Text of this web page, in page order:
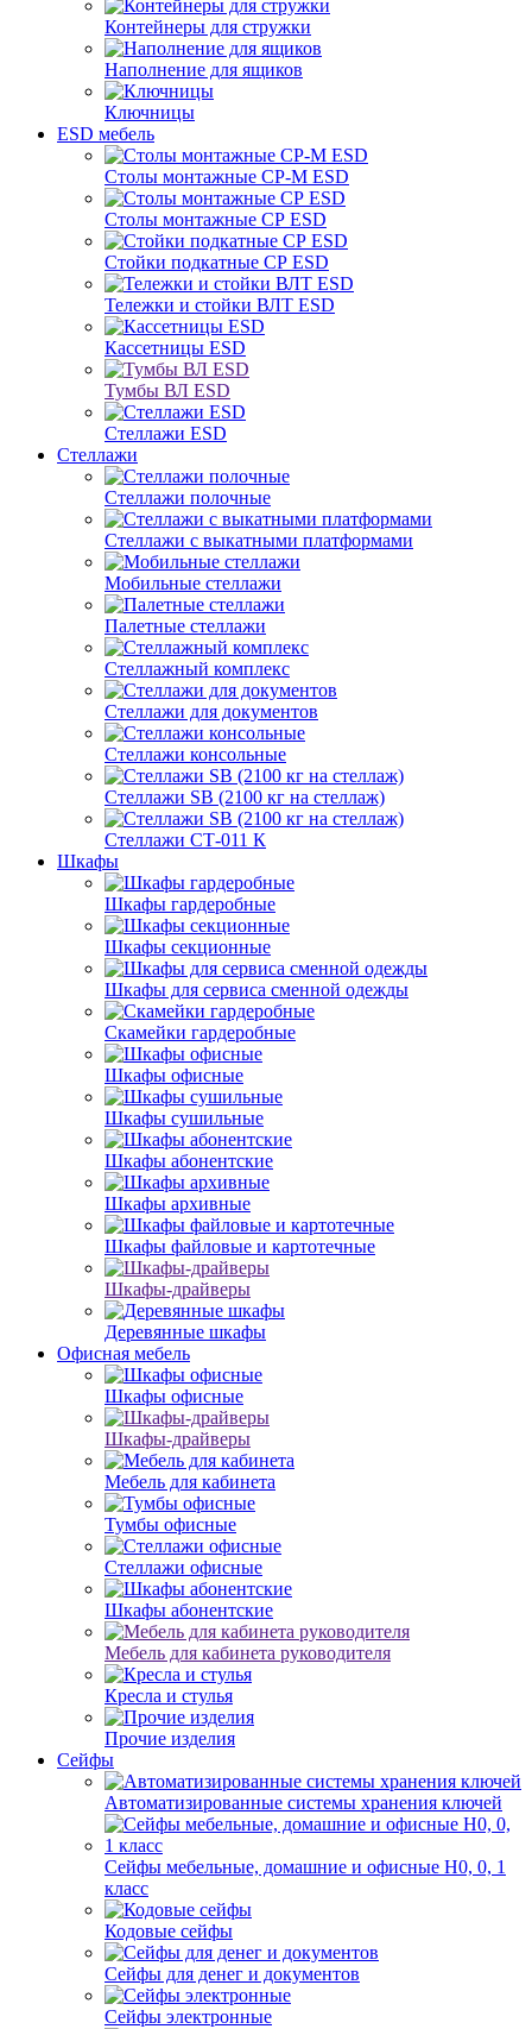
Контейнеры для стружки
Наполнение для ящиков
Ключницы
ESD мебель
Столы монтажные СР-М ESD
Столы монтажные СР ESD
Стойки подкатные СР ESD
Тележки и стойки ВЛТ ESD
Кассетницы ESD
Тумбы ВЛ ESD
Стеллажи ESD
Стеллажи
Стеллажи полочные
Стеллажи с выкатными платформами
Мобильные стеллажи
Палетные стеллажи
Стеллажный комплекс
Стеллажи для документов
Стеллажи консольные
Стеллажи SB (2100 кг на стеллаж)
Стеллажи СТ-011 К
Шкафы
Шкафы гардеробные
Шкафы секционные
Шкафы для сервиса сменной одежды
Скамейки гардеробные
Шкафы офисные
Шкафы сушильные
Шкафы абонентские
Шкафы архивные
Шкафы файловые и картотечные
Шкафы-драйверы
Деревянные шкафы
Офисная мебель
Шкафы офисные
Шкафы-драйверы
Мебель для кабинета
Тумбы офисные
Стеллажи офисные
Шкафы абонентские
Мебель для кабинета руководителя
Кресла и стулья
Прочие изделия
Сейфы
Автоматизированные системы хранения ключей
Сейфы мебельные, домашние и офисные Н0, 0, 1
класс
Кодовые сейфы
Сейфы для денег и документов
Сейфы электронные